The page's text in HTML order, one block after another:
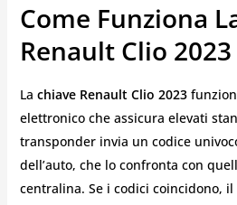
Come Funziona
Renault Clio 2023
La chiave Renault Clio 2023
elettronico che assicura elevati
transponder invia un codice
dell’auto, che lo confronta con
centralina. Se i codici coincidono, il